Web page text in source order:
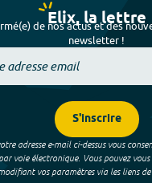
Elix, la lettre
de nos actus et des
newsletter !
S'inscrire
adresse e-mail ci-dessus vous
voie électronique. Vous pouvez
vos paramètres via les liens